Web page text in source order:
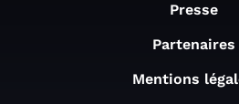
Presse
Partenaires
Mentions